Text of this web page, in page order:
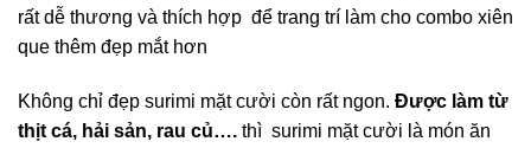
rất dễ thương và thích hợp để trang trí làm cho combo xiên
que thêm đẹp mắt hơn
Không chỉ đẹp surimi mặt cười còn rất ngon. Được làm từ
thịt cá, hải sản, rau củ…. thì surimi mặt cười là món ăn